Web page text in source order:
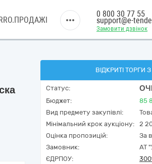
Замовити дзвінок
0 800 30 77 55
support@e-
ВІДКРИТІ
Статус:
Бюджет: 85
Вид предмету закупівлі:
Мінімальний крок аукціону:
2
Оцінка пропозицій:
За
Замовник:
АТ
ЄДРПОУ: